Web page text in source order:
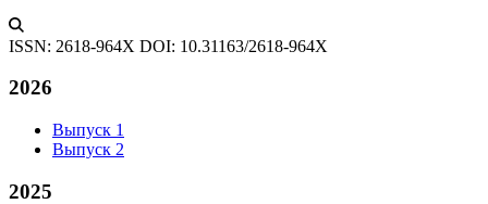
ISSN: 2618-964X DOI: 10.31163/2618-964X
2026
Выпуск 1
Выпуск 2
2025